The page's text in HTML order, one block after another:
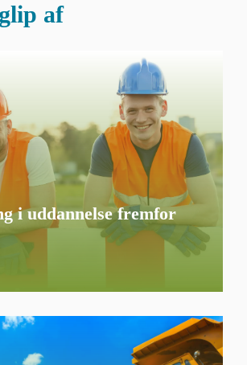
af
i uddannelse fremfor